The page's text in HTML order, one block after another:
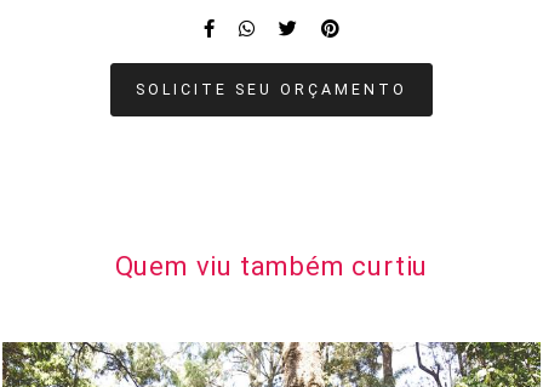
SOLICITE SEU ORÇAMENTO
Quem viu também curtiu